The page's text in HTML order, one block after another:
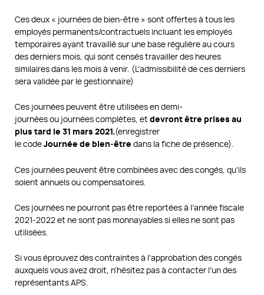
Ces deux « journées de bien‑être » sont offertes à tous les
employés permanents/contractuels incluant les employés
temporaires ayant travaillé sur une base régulière au cours
des derniers mois, qui sont censés travailler des heures
similaires dans les mois à venir. (L’admissibilité de ces derniers
sera validée par le gestionnaire)
Ces journées peuvent être utilisées en demi-
journées ou journées complètes, etdevront être prises au
plus tard le 31 mars 2021.(enregistrer
le codeJournée de bien‑être dans la fiche de présence).
Ces journées peuvent être combinées avec des congés, qu’ils
soient annuels ou compensatoires.
Ces journées ne pourront pas être reportées à l’année fiscale
2021‑2022 et ne sont pas monnayables si elles ne sont pas
utilisées.
Si vous éprouvez des contraintes à l’approbation des congés
auxquels vous avez droit, n’hésitez pas à contacter l’un des
représentants APS.